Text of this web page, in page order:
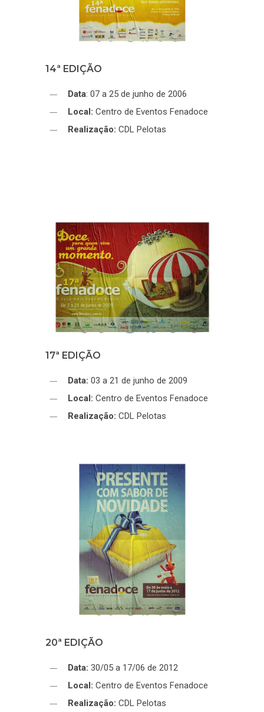
14ª EDIÇÃO
Data: 07 a 25 de junho de 2006
Local: Centro de Eventos Fenadoce
Realização: CDL Pelotas
17ª EDIÇÃO
Data: 03 a 21 de junho de 2009
Local: Centro de Eventos Fenadoce
Realização: CDL Pelotas
20ª EDIÇÃO
Data: 30/05 a 17/06 de 2012
Local: Centro de Eventos Fenadoce
Realização: CDL Pelotas